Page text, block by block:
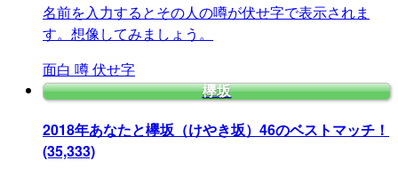
名前を入力するとその人の噂が伏せ字で表示されま
す。想像してみましょう。
面白 噂伏せ字
欅坂
2018年あなたと欅坂（けやき坂）46のベストマッチ！
(35,333)